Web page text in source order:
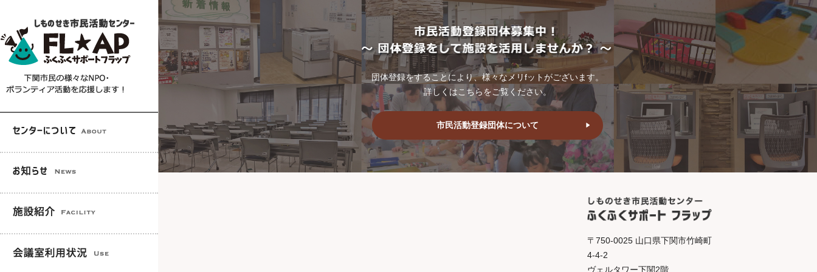
団体登録をすることにより、様々なメリfットがございます。
詳しくはこちらをご覧ください。
市民活動登録団体について
〒750-0025 山口県下関市竹崎町
4-4-2
ヴェルタワー下関2階